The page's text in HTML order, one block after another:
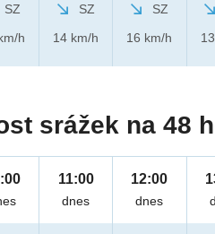
SZ
h
SZ
14 km/h
SZ
16 km/h
srážek na 48
11:00
dnes
12:00
dnes